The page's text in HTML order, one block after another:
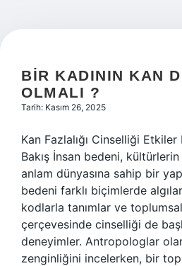
BIR KADININ KAN
OLMALI ?
Tarih: Kasım 26, 2025
Kan Fazlalığı Cinselliği
Bakış İnsan bedeni,
anlam dünyasına sahip bir
bedeni farklı biçimlerde
kodlarla tanımlar ve
çerçevesinde cinselliği de
deneyimler. Antropologlar
zenginliğini incelerken, bir